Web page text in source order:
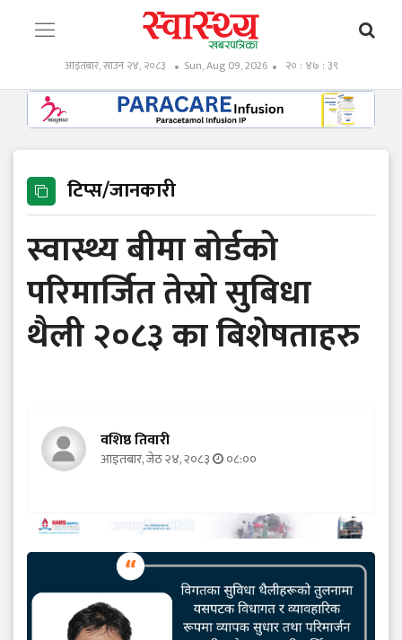
आइतबार, साउन २४, २०८३ Sun, Aug 09, 2026 २० : ४७ : ४१
टिप्स/जानकारी
स्वास्थ्य बीमा बोर्डको
परिमार्जित तेस्रो सुबिधा
थैली २०८३ का बिशेषताहरु
वशिष्ठ तिवारी
आइतबार, जेठ २४, २०८३ ०८:००